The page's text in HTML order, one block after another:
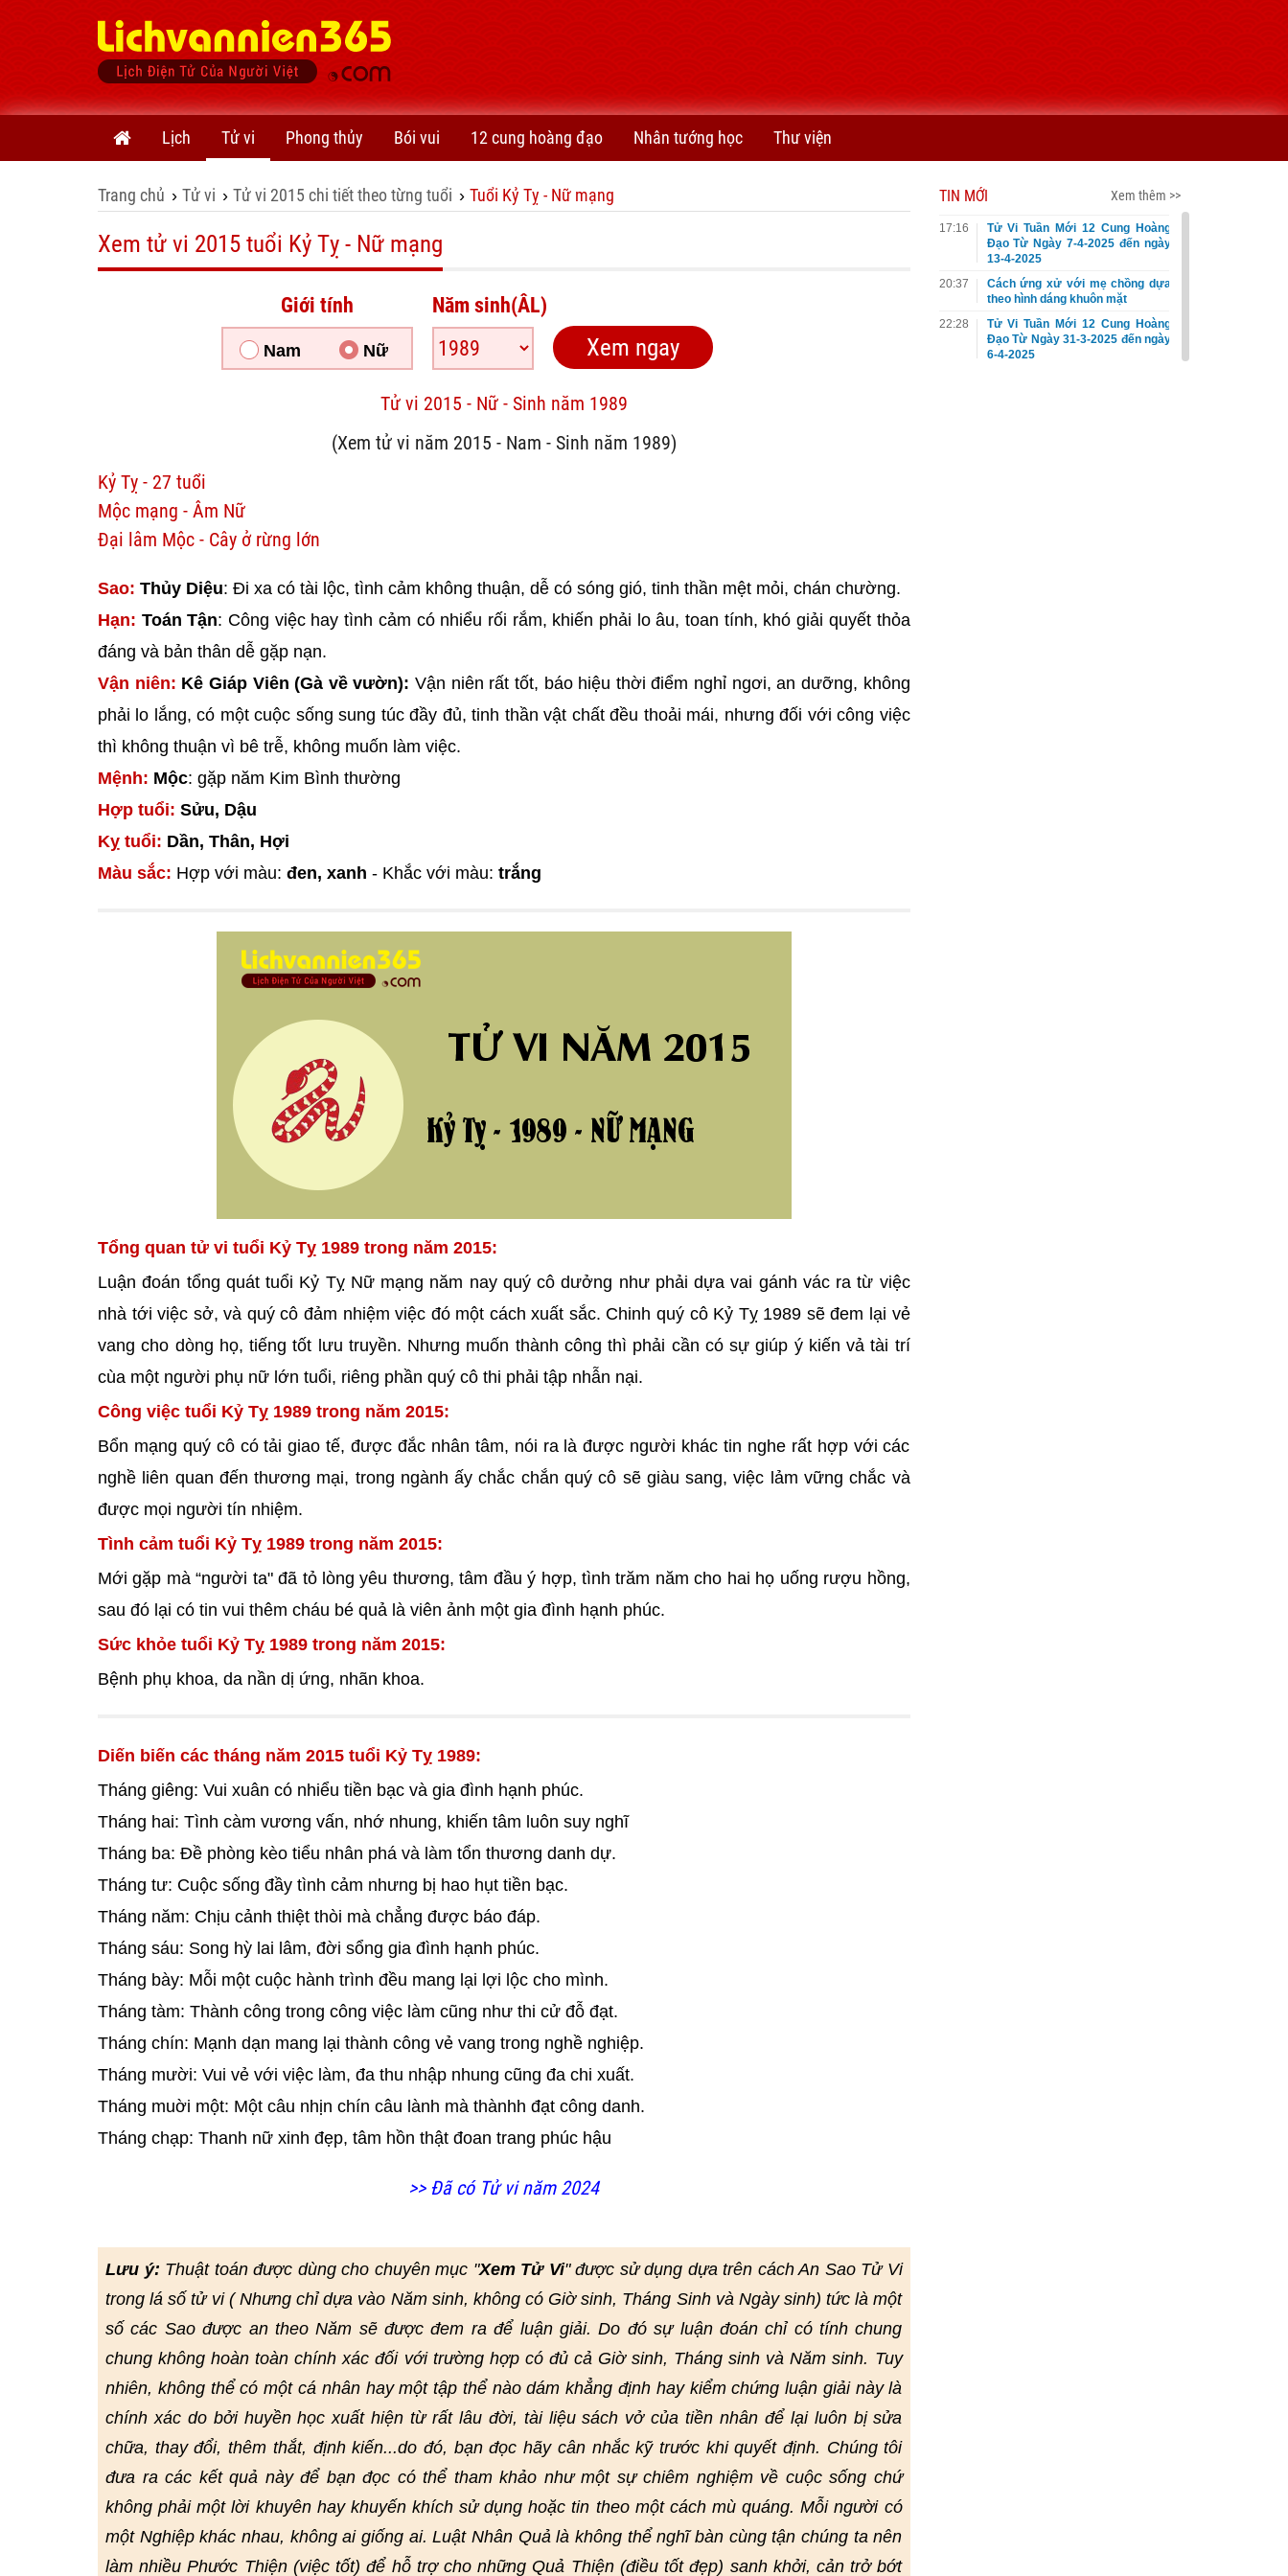
Lịch Tử vi Phong thủy Bói vui 12 cung hoàng đạo Nhân tướng học Thư viện
Trang chủ › Tử vi › Tử vi 2015 chi tiết theo từng tuổi › Tuổi Kỷ Tỵ - Nữ mạng
Xem tử vi 2015 tuổi Kỷ Tỵ - Nữ mạng
Giới tính
Nam Nữ
Năm sinh(ÂL)
Tử vi 2015 - Nữ - Sinh năm 1989
(Xem tử vi năm 2015 - Nam - Sinh năm 1989)
Kỷ Tỵ - 27 tuổi
Mộc mạng - Âm Nữ
Đại lâm Mộc - Cây ở rừng lớn
Sao: Thủy Diệu: Đi xa có tài lộc, tình cảm không thuận, dễ có sóng gió, tinh thần mệt mỏi, chán chường.
Hạn: Toán Tận: Công việc hay tình cảm có nhiểu rối rắm, khiến phải lo âu, toan tính, khó giải quyết thỏa
đáng và bản thân dễ gặp nạn.
Vận niên: Kê Giáp Viên (Gà về vườn): Vận niên rất tốt, báo hiệu thời điểm nghỉ ngơi, an dưỡng, không
phải lo lắng, có một cuộc sống sung túc đầy đủ, tinh thần vật chất đều thoải mái, nhưng đối với công việc
thì không thuận vì bê trễ, không muốn làm việc.
Mệnh: Mộc: gặp năm Kim Bình thường
Hợp tuổi: Sửu, Dậu
Kỵ tuổi: Dần, Thân, Hợi
Màu sắc: Hợp với màu: đen, xanh - Khắc với màu: trắng
Tổng quan tử vi tuổi Kỷ Tỵ 1989 trong năm 2015:
Luận đoán tổng quát tuổi Kỷ Tỵ Nữ mạng năm nay quý cô dưởng như phải dựa vai gánh vác ra từ việc
nhà tới việc sở, và quý cô đảm nhiệm việc đó một cách xuất sắc. Chinh quý cô Kỷ Tỵ 1989 sẽ đem lại vẻ
vang cho dòng họ, tiếng tốt lưu truyền. Nhưng muốn thành công thì phải cần có sự giúp ý kiến vả tài trí
cùa một người phụ nữ lớn tuổi, riêng phần quý cô thi phải tập nhẫn nại.
Công việc tuổi Kỷ Tỵ 1989 trong năm 2015:
Bổn mạng quý cô có tải giao tế, được đắc nhân tâm, nói ra là được người khác tin nghe rất hợp với các
nghề liên quan đến thương mại, trong ngành ấy chắc chắn quý cô sẽ giàu sang, việc lảm vững chắc và
được mọi người tín nhiệm.
Tình cảm tuổi Kỷ Tỵ 1989 trong năm 2015:
Mới gặp mà “người ta" đã tỏ lòng yêu thương, tâm đầu ý hợp, tình trăm năm cho hai họ uống rượu hồng,
sau đó lại có tin vui thêm cháu bé quả là viên ảnh một gia đình hạnh phúc.
Sức khỏe tuổi Kỷ Tỵ 1989 trong năm 2015:
Bệnh phụ khoa, da nần dị ứng, nhãn khoa.
Diến biến các tháng năm 2015 tuổi Kỷ Tỵ 1989:
Tháng giêng: Vui xuân có nhiểu tiền bạc và gia đình hạnh phúc.
Tháng hai: Tình càm vương vấn, nhớ nhung, khiến tâm luôn suy nghĩ
Tháng ba: Đề phòng kèo tiểu nhân phá và làm tổn thương danh dự.
Tháng tư: Cuộc sống đầy tình cảm nhưng bị hao hụt tiền bạc.
Tháng năm: Chịu cảnh thiệt thòi mà chẳng được báo đáp.
Tháng sáu: Song hỳ lai lâm, đời sổng gia đình hạnh phúc.
Tháng bày: Mỗi một cuộc hành trình đều mang lại lợi lộc cho mình.
Tháng tàm: Thành công trong công việc làm cũng như thi cử đỗ đạt.
Tháng chín: Mạnh dạn mang lại thành công vẻ vang trong nghề nghiệp.
Tháng mười: Vui vẻ với việc làm, đa thu nhập nhung cũng đa chi xuất.
Tháng muời một: Một câu nhịn chín câu lành mà thànhh đạt công danh.
Tháng chạp: Thanh nữ xinh đẹp, tâm hồn thật đoan trang phúc hậu
>> Đã có Tử vi năm 2024
Lưu ý: Thuật toán được dùng cho chuyên mục "Xem Tử Vi" được sử dụng dựa trên cách An Sao Tử Vi
trong lá số tử vi ( Nhưng chỉ dựa vào Năm sinh, không có Giờ sinh, Tháng Sinh và Ngày sinh) tức là một
số các Sao được an theo Năm sẽ được đem ra để luận giải. Do đó sự luận đoán chỉ có tính chung
chung không hoàn toàn chính xác đối với trường hợp có đủ cả Giờ sinh, Tháng sinh và Năm sinh. Tuy
nhiên, không thể có một cá nhân hay một tập thể nào dám khẳng định hay kiểm chứng luận giải này là
chính xác do bởi huyền học xuất hiện từ rất lâu đời, tài liệu sách vở của tiền nhân để lại luôn bị sửa
chữa, thay đổi, thêm thắt, định kiến...do đó, bạn đọc hãy cân nhắc kỹ trước khi quyết định. Chúng tôi
đưa ra các kết quả này để bạn đọc có thể tham khảo như một sự chiêm nghiệm về cuộc sống chứ
không phải một lời khuyên hay khuyến khích sử dụng hoặc tin theo một cách mù quáng. Mỗi người có
một Nghiệp khác nhau, không ai giống ai. Luật Nhân Quả là không thể nghĩ bàn cùng tận chúng ta nên
làm nhiều Phước Thiện (việc tốt) để hỗ trợ cho những Quả Thiện (điều tốt đẹp) sanh khởi, cản trở bớt
TIN MỚI Xem thêm >>
17:16
Tử Vi Tuần Mới 12 Cung Hoàng
Đạo Từ Ngày 7-4-2025 đến ngày
13-4-2025
20:37
Cách ứng xử với mẹ chồng dựa
theo hình dáng khuôn mặt
22:28
Tử Vi Tuần Mới 12 Cung Hoàng
Đạo Từ Ngày 31-3-2025 đến ngày
6-4-2025